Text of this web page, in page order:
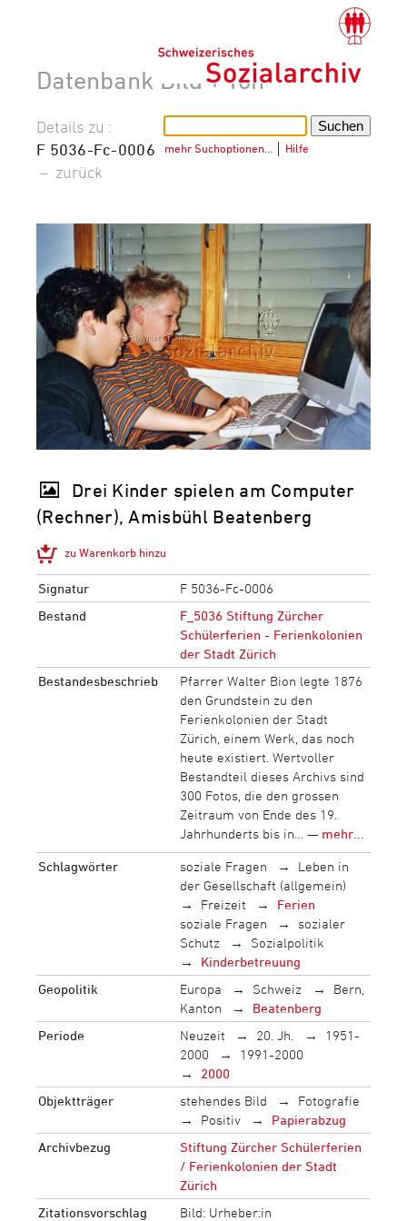
Datenbank Bild + Ton
mehr Suchoptionen… Hilfe
Details zu :
F 5036-Fc-0006
– zurück
Drei Kinder spielen am Computer
(Rechner), Amisbühl Beatenberg
zu Warenkorb hinzu
Signatur
F 5036-Fc-0006
Bestand
F_5036 Stiftung Zürcher
Schülerferien - Ferienkolonien
der Stadt Zürich
Bestandesbeschrieb
Pfarrer Walter Bion legte 1876
den Grundstein zu den
Ferienkolonien der Stadt
Zürich, einem Werk, das noch
heute existiert. Wertvoller
Bestandteil dieses Archivs sind
300 Fotos, die den grossen
Zeitraum von Ende des 19.
Jahrhunderts bis in… — mehr...
Schlagwörter soziale Fragen
Leben in
der Gesellschaft (allgemein)
Freizeit
Ferien
soziale Fragen
sozialer
Schutz
Sozialpolitik
Kinderbetreuung
Geopolitik
Europa Schweiz
Bern,
Kanton
Beatenberg
Periode
Neuzeit 20. Jh.
1951-
2000
1991-2000
2000
Objektträger
stehendes Bild
Fotografie
Positiv
Papierabzug
Archivbezug
Stiftung Zürcher Schülerferien
/ Ferienkolonien der Stadt
Zürich
Zitationsvorschlag
Bild: Urheber:in